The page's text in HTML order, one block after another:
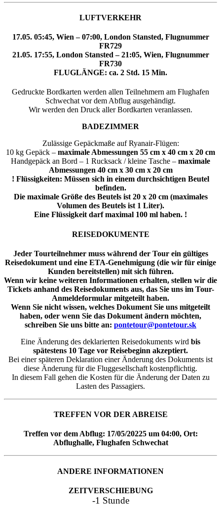
LUFTVERKEHR
17.05. 05:45, Wien – 07:00, London Stansted, Flugnummer
FR729
21.05. 17:55, London Stansted – 21:05, Wien, Flugnummer
FR730
FLUGLÄNGE: ca. 2 Std. 15 Min.
Gedruckte Bordkarten werden allen Teilnehmern am Flughafen
Schwechat vor dem Abflug ausgehändigt.
Wir werden den Druck aller Bordkarten veranlassen.
BADEZIMMER
Zulässige Gepäckmaße auf Ryanair-Flügen:
10 kg Gepäck – maximale Abmessungen 55 cm x 40 cm x 20 cm
Handgepäck an Bord – 1 Rucksack / kleine Tasche – maximale
Abmessungen 40 cm x 30 cm x 20 cm
! Flüssigkeiten: Müssen sich in einem durchsichtigen Beutel
befinden.
Die maximale Größe des Beutels ist 20 x 20 cm (maximales
Volumen des Beutels ist 1 Liter).
Eine Flüssigkeit darf maximal 100 ml haben. !
REISEDOKUMENTE
Jeder Tourteilnehmer muss während der Tour ein gültiges
Reisedokument und eine ETA-Genehmigung (die wir für einige
Kunden bereitstellen) mit sich führen.
Wenn wir keine weiteren Informationen erhalten, stellen wir die
Tickets anhand des Reisedokuments aus, das Sie uns im Tour-
Anmeldeformular mitgeteilt haben.
Wenn Sie nicht wissen, welches Dokument Sie uns mitgeteilt
haben, oder wenn Sie das Dokument ändern möchten,
schreiben Sie uns bitte an: pontetour@pontetour.sk
Eine Änderung des deklarierten Reisedokuments wird bis
spätestens 10 Tage vor Reisebeginn akzeptiert.
Bei einer späteren Deklaration einer Änderung des Dokuments ist
diese Änderung für die Fluggesellschaft kostenpflichtig.
In diesem Fall gehen die Kosten für die Änderung der Daten zu
Lasten des Passagiers.
TREFFEN VOR DER ABREISE
Treffen vor dem Abflug: 17/05/20225 um 04:00, Ort:
Abflughalle, Flughafen Schwechat
ANDERE INFORMATIONEN
ZEITVERSCHIEBUNG
-1 Stunde